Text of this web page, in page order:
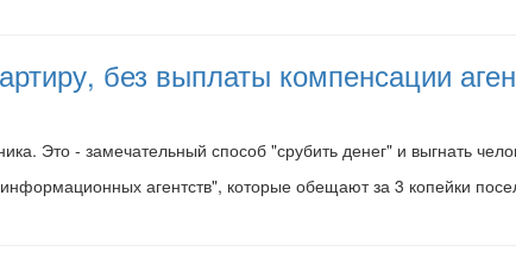
без выплаты компенсации
Это - замечательный способ "срубить денег" и выгнать
агентств", которые обещают за 3 копейки